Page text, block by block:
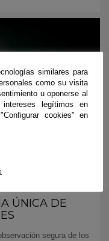
astronómicas
ÚNICA DE
segura de los
similares para
como su visita
u oponerse al
legítimos en
cookies" en